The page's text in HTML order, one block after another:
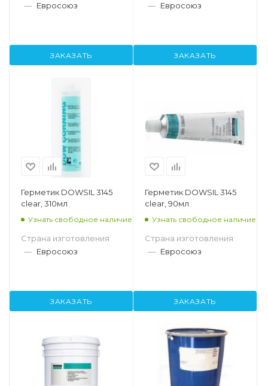
— Евросоюз
ЗАКАЗАТЬ
— Евросоюз
ЗАКАЗАТЬ
Герметик DOWSIL 3145
clear, 310мл
Узнать свободное наличие
Страна изготовления
— Евросоюз
ЗАКАЗАТЬ
Герметик DOWSIL 3145
clear, 90мл
Узнать свободное наличие
Страна изготовления
— Евросоюз
ЗАКАЗАТЬ